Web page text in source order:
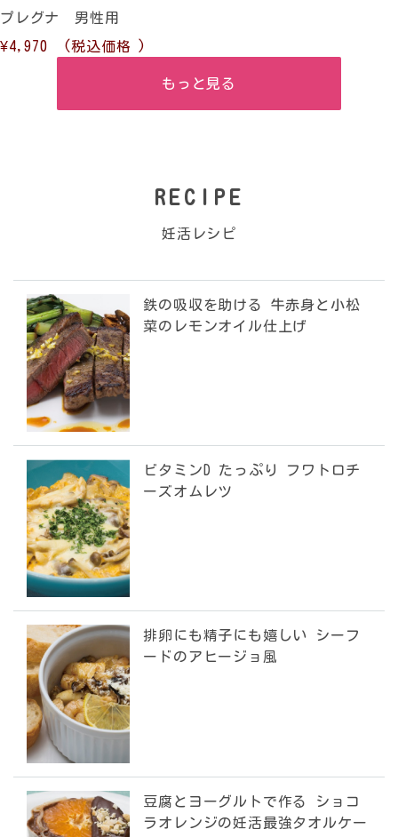
プレグナ 男性用
¥4,970
(税込価格 )
もっと見る
RECIPE
妊活レシピ
鉄の吸収を助ける 牛赤身と小松
菜のレモンオイル仕上げ
ビタミンD たっぷり フワトロチ
ーズオムレツ
排卵にも精子にも嬉しい シーフ
ードのアヒージョ風
豆腐とヨーグルトで作る ショコ
ラオレンジの妊活最強タオルケー